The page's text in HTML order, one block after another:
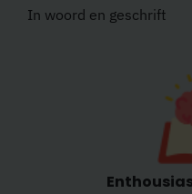
In woord en geschrift